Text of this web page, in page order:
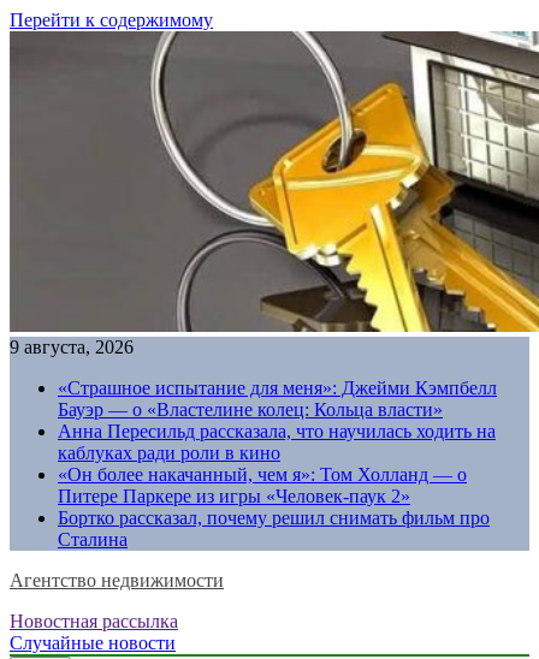
Перейти к содержимому
9 августа, 2026
«Страшное испытание для меня»: Джейми Кэмпбелл
Бауэр — о «Властелине колец: Кольца власти»
Анна Пересильд рассказала, что научилась ходить на
каблуках ради роли в кино
«Он более накачанный, чем я»: Том Холланд — о
Питере Паркере из игры «Человек-паук 2»
Бортко рассказал, почему решил снимать фильм про
Сталина
Агентство недвижимости
Новостная рассылка
Случайные новости